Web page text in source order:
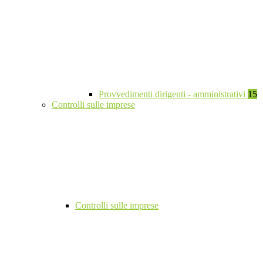
Provvedimenti dirigenti - amministrativi 15
Controlli sulle imprese
Controlli sulle imprese